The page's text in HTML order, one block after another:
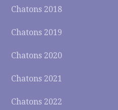
Chatons 2018
Chatons 2019
Chatons 2020
Chatons 2021
Chatons 2022